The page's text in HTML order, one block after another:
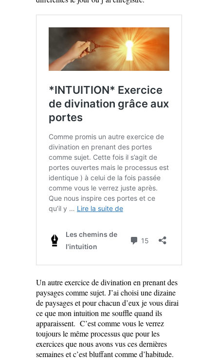
Un autre exercice de divination en prenant des
paysages comme sujet. J’ai choisi une dizaine
de paysages et pour chacun d’eux je vous dirai
ce que mon intuition me souffle quand ils
apparaissent. C’est comme vous le verrez
toujours le même processus que pour les
exercices que nous avons vus ces dernières
semaines et c’est bluffant comme d’habitude.